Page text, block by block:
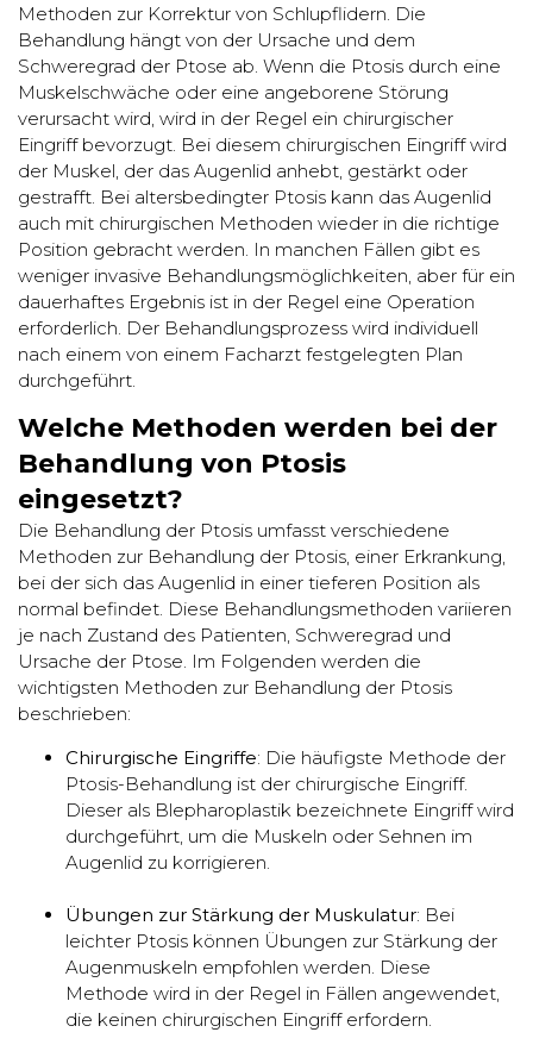
Methoden zur Korrektur von Schlupflidern. Die
Behandlung hängt von der Ursache und dem
Schweregrad der Ptose ab. Wenn die Ptosis durch eine
Muskelschwäche oder eine angeborene Störung
verursacht wird, wird in der Regel ein chirurgischer
Eingriff bevorzugt. Bei diesem chirurgischen Eingriff wird
der Muskel, der das Augenlid anhebt, gestärkt oder
gestrafft. Bei altersbedingter Ptosis kann das Augenlid
auch mit chirurgischen Methoden wieder in die richtige
Position gebracht werden. In manchen Fällen gibt es
weniger invasive Behandlungsmöglichkeiten, aber für ein
dauerhaftes Ergebnis ist in der Regel eine Operation
erforderlich. Der Behandlungsprozess wird individuell
nach einem von einem Facharzt festgelegten Plan
durchgeführt.
Welche Methoden werden bei der
Behandlung von Ptosis
eingesetzt?
Die Behandlung der Ptosis umfasst verschiedene
Methoden zur Behandlung der Ptosis, einer Erkrankung,
bei der sich das Augenlid in einer tieferen Position als
normal befindet. Diese Behandlungsmethoden variieren
je nach Zustand des Patienten, Schweregrad und
Ursache der Ptose. Im Folgenden werden die
wichtigsten Methoden zur Behandlung der Ptosis
beschrieben:
Chirurgische Eingriffe: Die häufigste Methode der
Ptosis-Behandlung ist der chirurgische Eingriff.
Dieser als Blepharoplastik bezeichnete Eingriff wird
durchgeführt, um die Muskeln oder Sehnen im
Augenlid zu korrigieren.
Übungen zur Stärkung der Muskulatur: Bei
leichter Ptosis können Übungen zur Stärkung der
Augenmuskeln empfohlen werden. Diese
Methode wird in der Regel in Fällen angewendet,
die keinen chirurgischen Eingriff erfordern.